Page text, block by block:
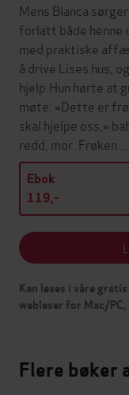
Mens Blanca
forlatt både henne
med praktiske
å drive Lises hus,
hjelp.Hun hørte at
møte. «Dette er
skal hjelpe oss,»
redd, mor. Frøken …
Ebok
119,-
Kan leses i våre
webleser for Mac/
Flere bøker